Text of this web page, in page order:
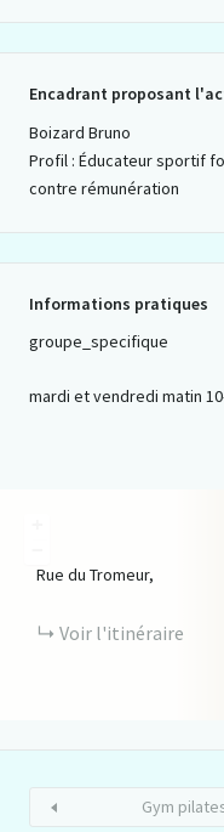
Encadrant proposant
Boizard Bruno
Profil : Éducateur sportif
contre rémunération
Informations pratiques
groupe_specifique
mardi et vendredi matin
Rue du Tromeur,
Voir l'itinéraire
Gym